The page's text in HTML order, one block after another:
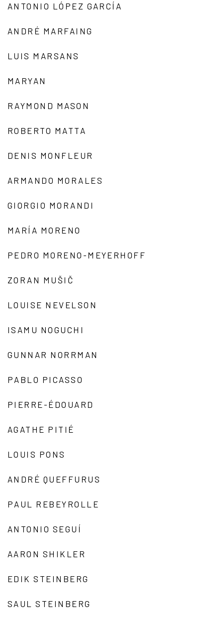
ANTONIO LÓPEZ GARCÍA
ANDRÉ MARFAING
LUIS MARSANS
MARYAN
RAYMOND MASON
ROBERTO MATTA
DENIS MONFLEUR
ARMANDO MORALES
GIORGIO MORANDI
MARÍA MORENO
PEDRO MORENO-MEYERHOFF
ZORAN MUŠIČ
LOUISE NEVELSON
ISAMU NOGUCHI
GUNNAR NORRMAN
PABLO PICASSO
PIERRE-ÉDOUARD
AGATHE PITIÉ
LOUIS PONS
ANDRÉ QUEFFURUS
PAUL REBEYROLLE
ANTONIO SEGUÍ
AARON SHIKLER
EDIK STEINBERG
SAUL STEINBERG